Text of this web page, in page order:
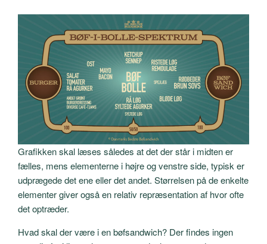
Grafikken skal læses således at det der står i midten er
fælles, mens elementerne i højre og venstre side, typisk er
udprægede det ene eller det andet. Størrelsen på de enkelte
elementer giver også en relativ repræsentation af hvor ofte
det optræder.
Hvad skal der være i en bøfsandwich? Der findes ingen